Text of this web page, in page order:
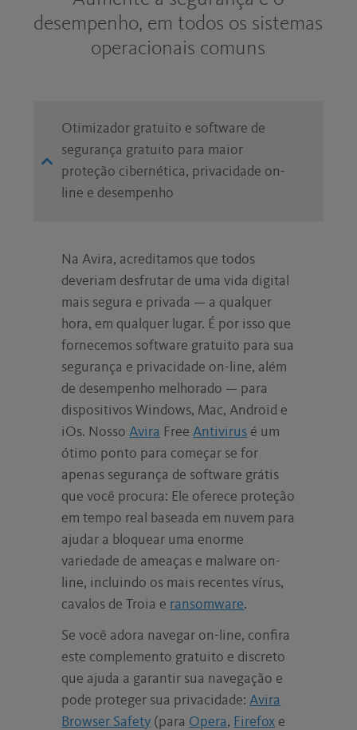
desempenho, em todos os sistemas
operacionais comuns
Otimizador gratuito e software de
segurança gratuito para maior
proteção cibernética, privacidade on-
line e desempenho
Na Avira, acreditamos que todos
deveriam desfrutar de uma vida digital
mais segura e privada — a qualquer
hora, em qualquer lugar. É por isso que
fornecemos software gratuito para sua
segurança e privacidade on-line, além
de desempenho melhorado — para
dispositivos Windows, Mac, Android e
iOs. NossoAvira FreeAntivirus é um
ótimo ponto para começar se for
apenas segurança de software grátis
que você procura: Ele oferece proteção
em tempo real baseada em nuvem para
ajudar a bloquear uma enorme
variedade de ameaças e malware on-
line, incluindo os mais recentes vírus,
cavalos de Troia e ransomware.
Se você adora navegar on-line, confira
este complemento gratuito e discreto
que ajuda a garantir sua navegação e
pode proteger sua privacidade:Avira
Browser Safety (para Opera, Firefox e